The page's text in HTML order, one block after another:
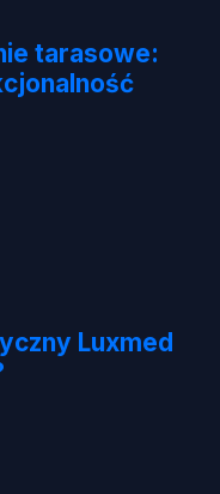
tarasowe:
Luxmed